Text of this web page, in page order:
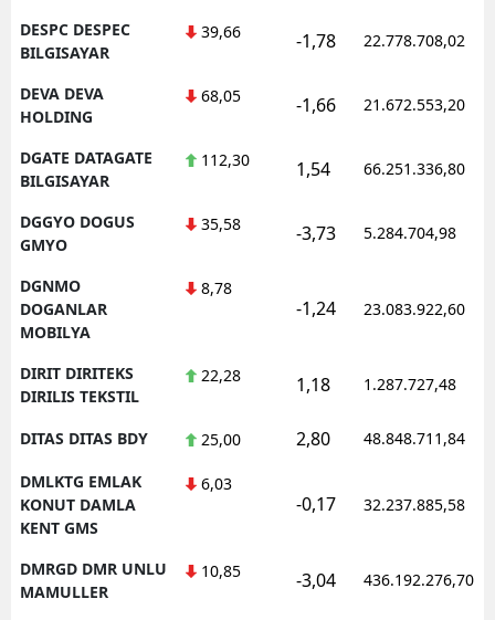
DESPC DESPEC
BILGISAYAR
39,66 -1,78 22.778.708,02
DEVA DEVA
HOLDING
68,05 -1,66 21.672.553,20
DGATE DATAGATE
BILGISAYAR
112,30 1,54 66.251.336,80
DGGYO DOGUS
GMYO
35,58 -3,73 5.284.704,98
DGNMO
DOGANLAR
MOBILYA
8,78
-1,24 23.083.922,60
DIRIT DIRITEKS
DIRILIS TEKSTIL
22,28 1,18 1.287.727,48
DITAS DITAS BDY 25,00 2,80 48.848.711,84
DMLKTG EMLAK
KONUT DAMLA
KENT GMS
6,03
-0,17 32.237.885,58
DMRGD DMR UNLU
MAMULLER
10,85 -3,04 436.192.276,70